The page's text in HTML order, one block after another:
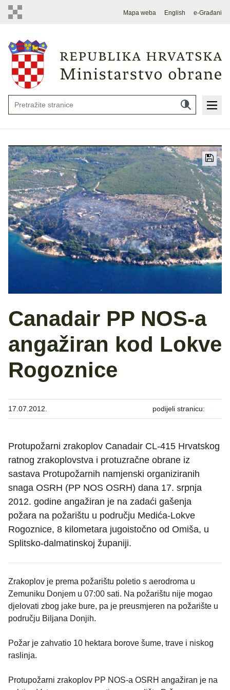
Mapa weba English e-Građani
Canadair PP NOS-a
angažiran kod Lokve
Rogoznice
17.07.2012. podijeli stranicu:
Protupožarni zrakoplov Canadair CL-415 Hrvatskog
ratnog zrakoplovstva i protuzračne obrane iz
sastava Protupožarnih namjenski organiziranih
snaga OSRH (PP NOS OSRH) dana 17. srpnja
2012. godine angažiran je na zadaći gašenja
požara na požarištu u području Medića-Lokve
Rogoznice, 8 kilometara jugoistočno od Omiša, u
Splitsko-dalmatinskoj županiji.
Zrakoplov je prema požarištu poletio s aerodroma u
Zemuniku Donjem u 07:00 sati. Na požarištu nije mogao
djelovati zbog jake bure, pa je preusmjeren na požarište u
području Biljana Donjih.
Požar je zahvatio 10 hektara borove šume, trave i niskog
raslinja.
Protupožarni zrakoplov PP NOS-a OSRH angažiran je na